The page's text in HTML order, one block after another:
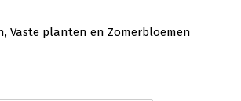
Vaste planten en Zomerbloemen